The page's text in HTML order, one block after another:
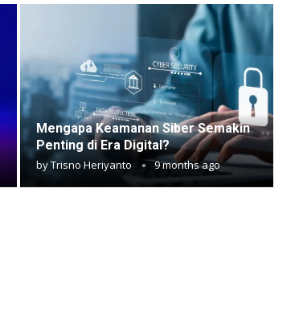
Mengapa Keamanan Siber Semakin
Penting di Era Digital?
byTrisno Heriyanto 9 months ago